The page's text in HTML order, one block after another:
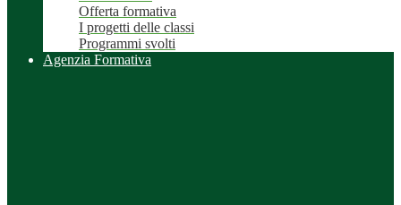
Offerta formativa
I progetti delle classi
Programmi svolti
Agenzia Formativa